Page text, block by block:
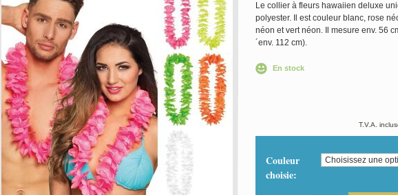
Le collier à fleurs hawaiien deluxe
polyester. Il est couleur blanc, rose
néon et vert néon. Il mesure env. 56
´env. 112 cm).
En stock
T.V.A.
Couleur
choisie: